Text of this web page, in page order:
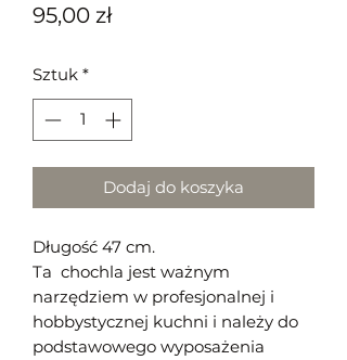
95,00 złCena
Sztuk *
Dodaj do koszyka
Długość 47 cm.
Ta chochla jest ważnym
narzędziem w profesjonalnej i
hobbystycznej kuchni i należy do
podstawowego wyposażenia